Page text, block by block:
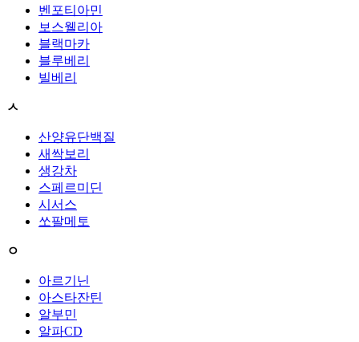
벤포티아민
보스웰리아
블랙마카
블루베리
빌베리
ㅅ
산양유단백질
새싹보리
생강차
스페르미딘
시서스
쏘팔메토
ㅇ
아르기닌
아스타잔틴
알부민
알파CD